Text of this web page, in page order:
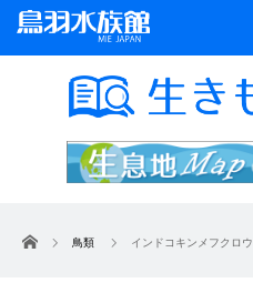
ホーム 鳥類 インドコキンメフクロウ